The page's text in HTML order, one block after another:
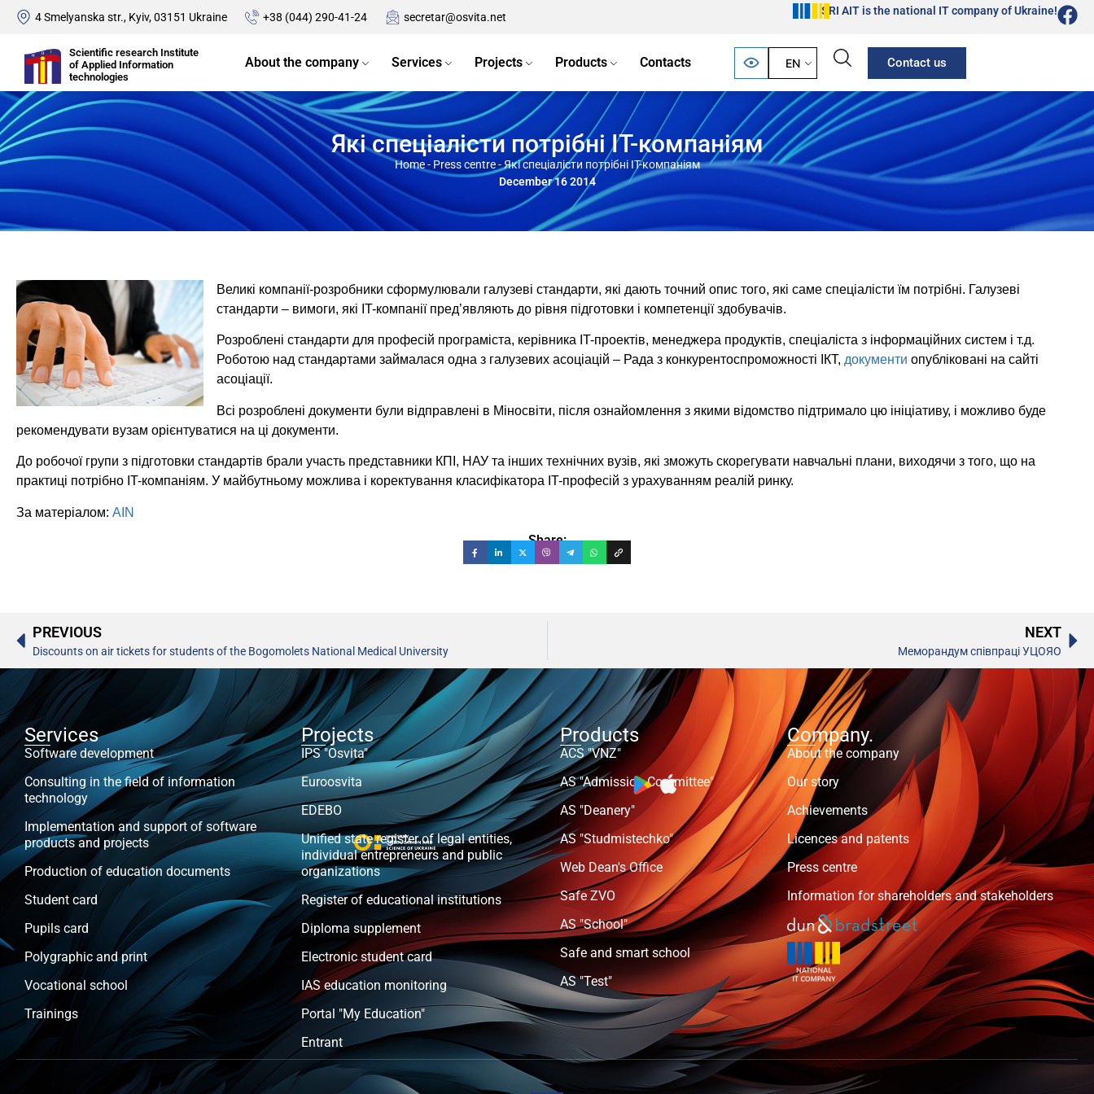
4 Smelyanska str., Kyiv, 03151 Ukraine +38 (044) 290-41-24 secretar@osvita.net
SRI AIT is the national IT company of Ukraine!
Scientific research Institute
of Applied Information
technologies
About the company Services Projects Products Contacts EN Contact us
Які спеціалісти потрібні IT-компаніям
Home- Press centre-Які спеціалісти потрібні IT-компаніям
December 16 2014
Великі компанії-розробники сформулювали галузеві стандарти, які дають точний опис того, які саме спеціалісти їм потрібні. Галузеві
стандарти – вимоги, які IT-компанії пред’являють до рівня підготовки і компетенції здобувачів.
Розроблені стандарти для професій програміста, керівника IT-проектів, менеджера продуктів, спеціаліста з інформаційних систем і т.д.
Роботою над стандартами займалася одна з галузевих асоціацій – Рада з конкурентоспроможності ІКТ, документи опубліковані на сайті
асоціації.
Всі розроблені документи були відправлені в Міносвіти, після ознайомлення з якими відомство підтримало цю ініціативу, і можливо буде
рекомендувати вузам орієнтуватися на ці документи.
До робочої групи з підготовки стандартів брали участь представники КПІ, НАУ та інших технічних вузів, які зможуть скорегувати навчальні плани, виходячи з того, що на
практиці потрібно IT-компаніям. У майбутньому можлива і коректування класифікатора IT-професій з урахуванням реалій ринку.
За матеріалом: AIN
Share:
PREVIOUS
Discounts on air tickets for students of the Bogomolets National Medical University
NEXT
Меморандум співпраці УЦОЯО
Services
Software development
Consulting in the field of information
technology
Implementation and support of software
products and projects
Production of education documents
Student card
Pupils card
Polygraphic and print
Vocational school
Trainings
Projects
IPS "Osvita"
Euroosvita
EDEBO
Unified state register of legal entities,
individual entrepreneurs and public
organizations
Register of educational institutions
Diploma supplement
Electronic student card
IAS education monitoring
Portal "My Education"
Entrant
Products
ACS "VNZ"
AS "Admission Committee"
AS "Deanery"
AS "Studmistechko"
Web Dean's Office
Safe ZVO
AS "School"
Safe and smart school
AS "Test"
Company.
About the company
Our story
Achievements
Licences and patents
Press centre
Information for shareholders and stakeholders